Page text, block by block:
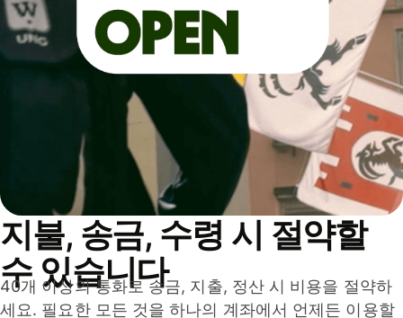
지불, 송금, 수령 시 절약할
수 있습니다
40개 이상의 통화로 송금, 지출, 정산 시 비용을 절약하
세요. 필요한 모든 것을 하나의 계좌에서 언제든 이용할